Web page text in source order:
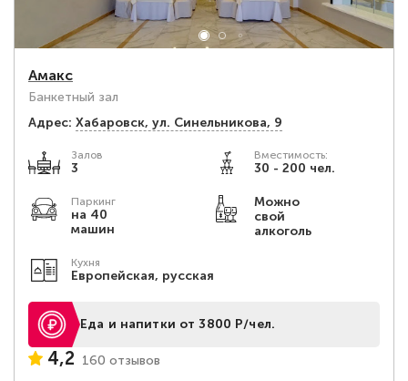
Амакс
Банкетный зал
Адрес: Хабаровск, ул. Синельникова, 9
Залов
3
Вместимость:
30 - 200 чел.
Паркинг
на 40
машин
Можно
свой
алкоголь
Кухня
Европейская, русская
Еда и напитки от 3800 Р/чел.
4,2 160 отзывов